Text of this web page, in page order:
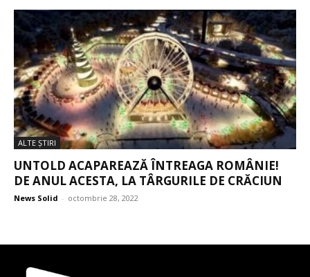
ALTE ŞTIRI
UNTOLD ACAPAREAZĂ ÎNTREAGA ROMÂNIE!
DE ANUL ACESTA, LA TÂRGURILE DE CRĂCIUN
News Solid - octombrie 28, 2022